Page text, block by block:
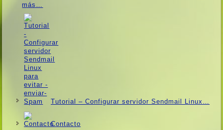
más…
Tutorial – Configurar servidor Sendmail Linux…
Contacto